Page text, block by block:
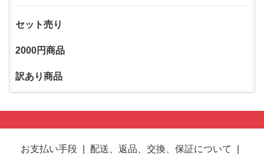
セット売り
2000円商品
訳あり商品
お支払い手段 配送、返品、交換、保証について